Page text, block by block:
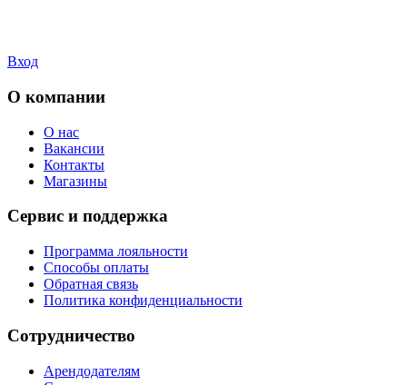
Вход
О компании
О нас
Вакансии
Контакты
Магазины
Сервис и поддержка
Программа лояльности
Способы оплаты
Обратная связь
Политика конфиденциальности
Сотрудничество
Арендодателям